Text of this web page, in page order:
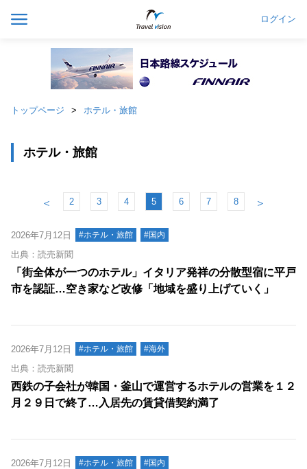
ログイン
トップページ ホテル・旅館
ホテル・旅館
＜ 2 3 4 5 6 7 8 ＞
2026年7月12日 #ホテル・旅館 #国内
出典：読売新聞
「街全体が一つのホテル」イタリア発祥の分散型宿に平戸
市を認証…空き家など改修「地域を盛り上げていく」
2026年7月12日 #ホテル・旅館 #海外
出典：読売新聞
西鉄の子会社が韓国・釜山で運営するホテルの営業を１２
月２９日で終了…入居先の賃貸借契約満了
2026年7月12日 #ホテル・旅館 #国内